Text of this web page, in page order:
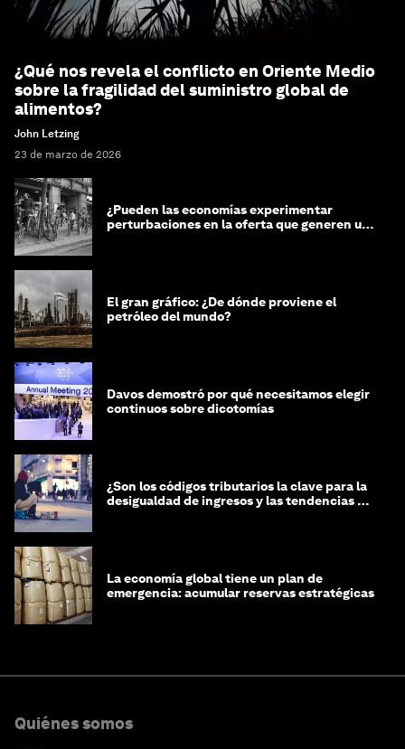
¿Qué nos revela el conflicto en Oriente Medio
sobre la fragilidad del suministro global de
alimentos?
John Letzing
23 de marzo de 2026
¿Pueden las economías experimentar
perturbaciones en la oferta que generen un
El gran gráfico: ¿De dónde proviene el
petróleo del mundo?
Davos demostró por qué necesitamos elegir
continuos sobre dicotomías
¿Son los códigos tributarios la clave para la
desigualdad de ingresos y las tendencias de
La economía global tiene un plan de
emergencia: acumular reservas estratégicas
Quiénes somos